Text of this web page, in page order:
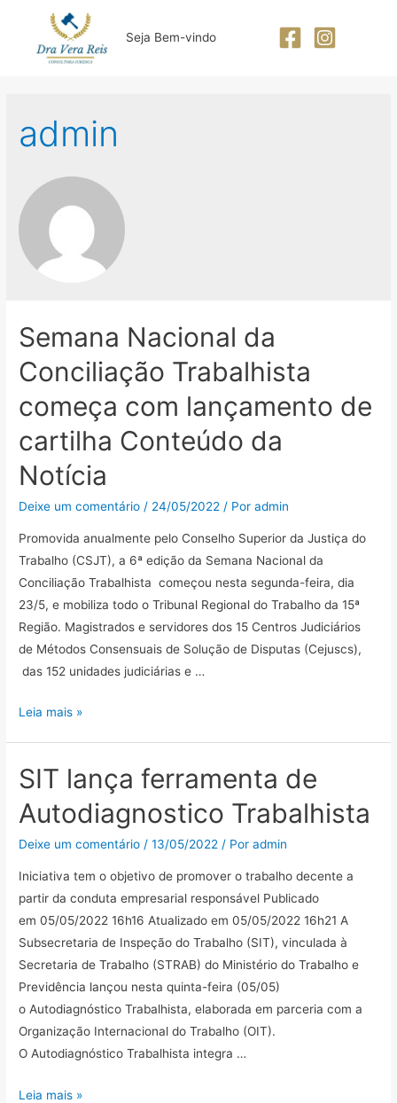
Seja Bem-vindo
admin
Semana Nacional da
Conciliação Trabalhista
começa com lançamento de
cartilha Conteúdo da
Notícia
Deixe um comentário / 24/05/2022 / Poradmin
Promovida anualmente pelo Conselho Superior da Justiça do
Trabalho (CSJT), a 6ª edição da Semana Nacional da
Conciliação Trabalhista começou nesta segunda-feira, dia
23/5, e mobiliza todo o Tribunal Regional do Trabalho da 15ª
Região. Magistrados e servidores dos 15 Centros Judiciários
de Métodos Consensuais de Solução de Disputas (Cejuscs),
das 152 unidades judiciárias e …
Semana
Conciliação
Trabalhista
começa
com
Leia mais »
SIT lança ferramenta de
Autodiagnostico Trabalhista
Deixe um comentário /13/05/2022 / Poradmin
Iniciativa tem o objetivo de promover o trabalho decente a
partir da conduta empresarial responsável Publicado
em 05/05/2022 16h16 Atualizado em 05/05/2022 16h21 A
Subsecretaria de Inspeção do Trabalho (SIT), vinculada à
Secretaria de Trabalho (STRAB) do Ministério do Trabalho e
Previdência lançou nesta quinta-feira (05/05)
o Autodiagnóstico Trabalhista, elaborada em parceria com a
Organização Internacional do Trabalho (OIT).
O Autodiagnóstico Trabalhista integra …
SIT
Leia mais »